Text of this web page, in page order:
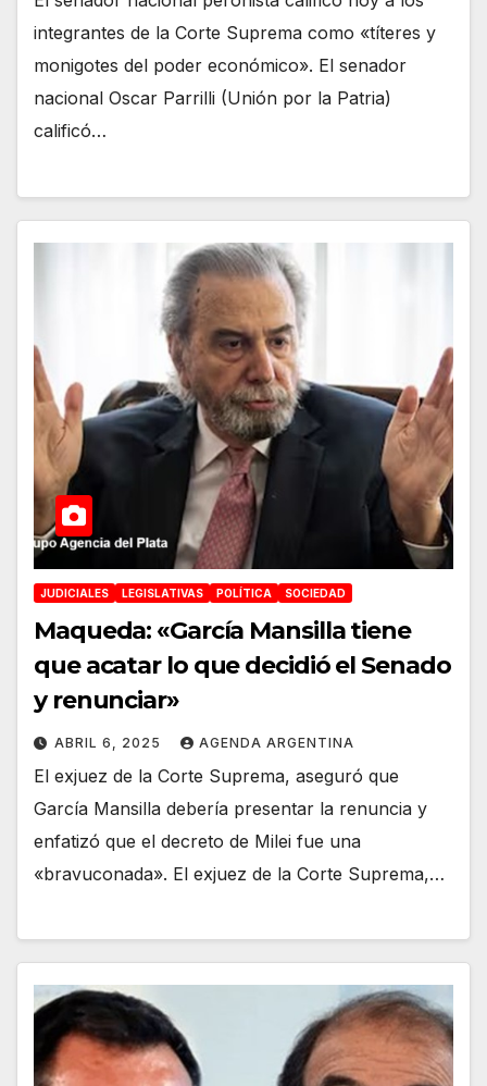
integrantes de la Corte Suprema como «títeres y
monigotes del poder económico». El senador
nacional Oscar Parrilli (Unión por la Patria)
calificó…
JUDICIALES LEGISLATIVAS POLÍTICA SOCIEDAD
Maqueda: «García Mansilla tiene
que acatar lo que decidió el Senado
y renunciar»
ABRIL 6, 2025 AGENDA ARGENTINA
El exjuez de la Corte Suprema, aseguró que
García Mansilla debería presentar la renuncia y
enfatizó que el decreto de Milei fue una
«bravuconada». El exjuez de la Corte Suprema,…